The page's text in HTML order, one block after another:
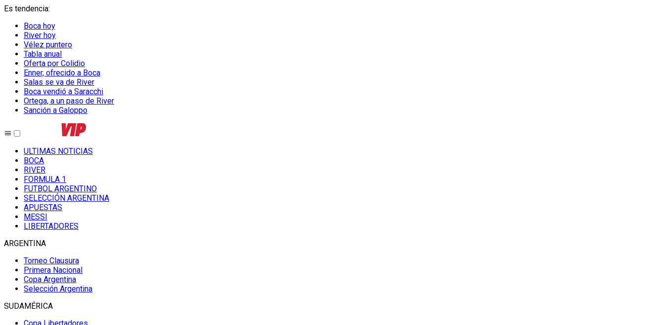
Es tendencia:
Boca hoy
River hoy
Vélez puntero
Tabla anual
Oferta por Colidio
Enner, ofrecido a Boca
Salas se va de River
Boca vendió a Saracchi
Ortega, a un paso de River
Sanción a Galoppo
ULTIMAS NOTICIAS
BOCA
RIVER
FORMULA 1
FUTBOL ARGENTINO
SELECCIÓN ARGENTINA
APUESTAS
MESSI
LIBERTADORES
ARGENTINA
Torneo Clausura
Primera Nacional
Copa Argentina
Selección Argentina
SUDAMÉRICA